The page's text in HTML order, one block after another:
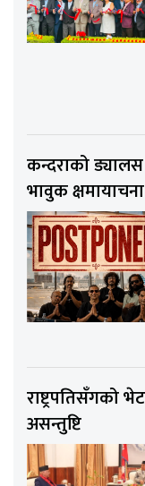
कन्दराको
भावुक क्षमायाचना
राष्ट्रपतिसँगको
असन्तुष्टि